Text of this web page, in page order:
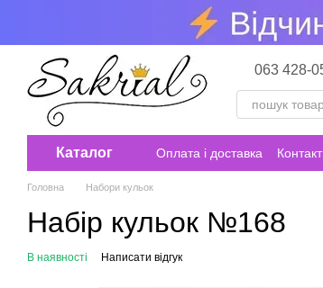
Перейти до основного контенту
063 428-
Каталог Оплата і доставка
Головна Набори кульок
Набір кульок №168
В наявності Написати відгук